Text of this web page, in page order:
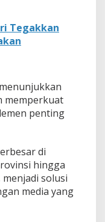
Tegakkan
memperkuat
penting
di
hingga
solusi
media yang